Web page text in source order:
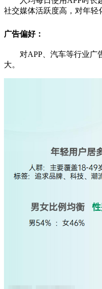
社交媒体活跃度高，对年轻
广告偏好：
对APP、汽车等行业广
大。